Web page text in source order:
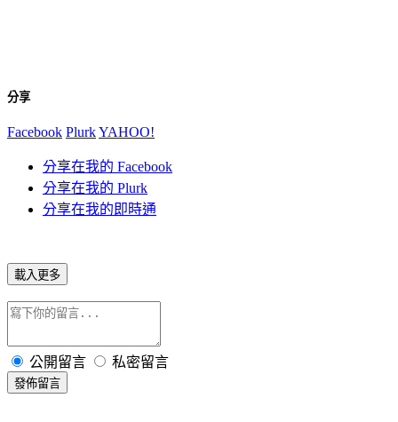
分享
Facebook PlurkYAHOO!
分享在我的 Facebook
分享在我的 Plurk
分享在我的即時通
載入更多
公開留言 私密留言
發佈留言